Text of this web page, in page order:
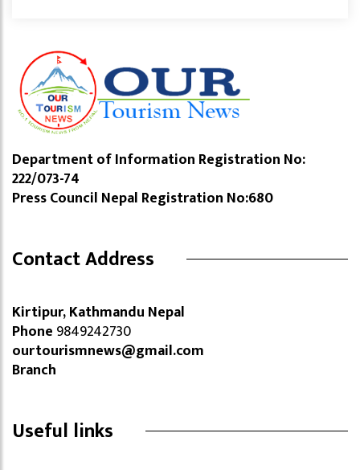
Department of Information Registration No:
222/073-74
Press Council Nepal Registration No:680
Contact Address
Kirtipur, Kathmandu Nepal
Phone 9849242730
ourtourismnews@gmail.com
Branch
Useful links